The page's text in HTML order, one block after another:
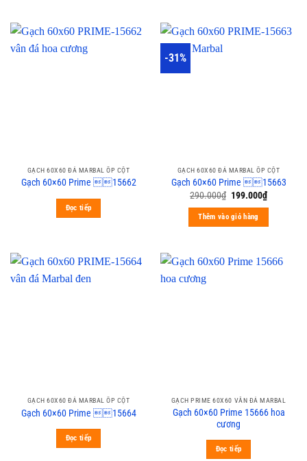
GẠCH 60X60 ĐÁ MARBAL ỐP CỘT
Gạch 60×60 Prime 15662
Đọc tiếp
-31%
GẠCH 60X60 ĐÁ MARBAL ỐP CỘT
Gạch 60×60 Prime 15663
290.000₫ 199.000₫
Thêm vào giỏ hàng
GẠCH 60X60 ĐÁ MARBAL ỐP CỘT
Gạch 60×60 Prime 15664
Đọc tiếp
GẠCH PRIME 60X60 VÂN ĐÁ MARBAL
Gạch 60×60 Prime 15666 hoa
cương
Đọc tiếp